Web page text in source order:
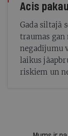
Acis
Gada siltajā
traumas gan
negadījumu
laikus
riskiem un